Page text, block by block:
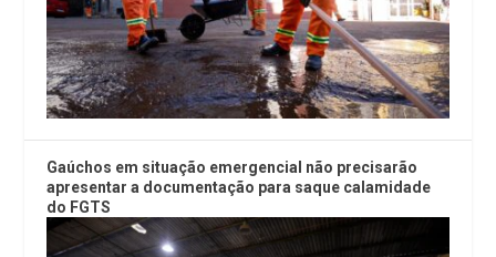
Gaúchos em situação emergencial não precisarão
apresentar a documentação para saque calamidade
do FGTS